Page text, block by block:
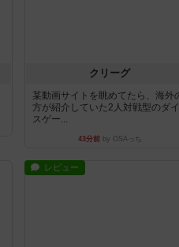
クリーグ
某動画サイトを眺めてたら、海外
方が紹介していた2人対戦型のダイ
スゲー...
43分前by OSAっち
レビュー